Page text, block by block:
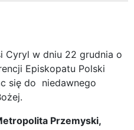
Cyryl w dniu 22 grudnia o
Episkopatu Polski
się do niedawnego
Przemyski,